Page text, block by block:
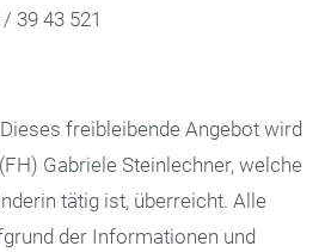
39 43 521
freibleibende Angebot wird
Gabriele Steinlechner, welche
tätig ist, überreicht. Alle
der Informationen und